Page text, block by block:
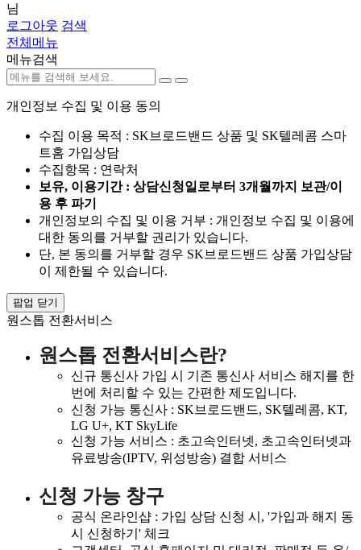
님
로그아웃 검색
전체메뉴
메뉴검색
개인정보 수집 및 이용 동의
수집 이용 목적 : SK브로드밴드 상품 및 SK텔레콤 스마
트홈 가입상담
수집항목 : 연락처
보유, 이용기간 : 상담신청일로부터 3개월까지 보관/이
용 후 파기
개인정보의 수집 및 이용 거부 : 개인정보 수집 및 이용에
대한 동의를 거부할 권리가 있습니다.
단, 본 동의를 거부할 경우 SK브로드밴드 상품 가입상담
이 제한될 수 있습니다.
팝업 닫기
원스톱 전환서비스
원스톱 전환서비스란?
신규 통신사 가입 시 기존 통신사 서비스 해지를 한
번에 처리할 수 있는 간편한 제도입니다.
신청 가능 통신사 : SK브로드밴드, SK텔레콤, KT,
LG U+, KT SkyLife
신청 가능 서비스 : 초고속인터넷, 초고속인터넷과
유료방송(IPTV, 위성방송) 결합 서비스
신청 가능 창구
공식 온라인샵 : 가입 상담 신청 시, '가입과 해지 동
시 신청하기' 체크